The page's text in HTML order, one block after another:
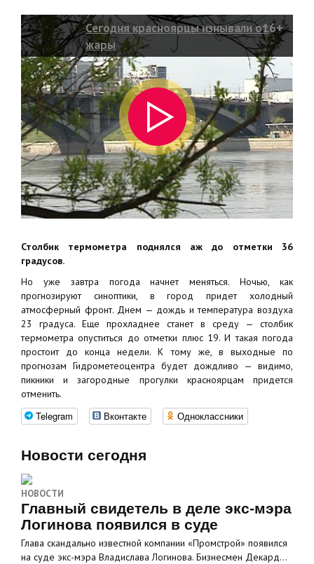
Сегодня красноярцы изнывали от
жары
16+
Столбик термометра поднялся аж до отметки 36
градусов.
Но уже завтра погода начнет меняться. Ночью, как
прогнозируют синоптики, в город придет холодный
атмосферный фронт. Днем — дождь и температура воздуха
23 градуса. Еще прохладнее станет в среду — столбик
термометра опуститься до отметки плюс 19. И такая погода
простоит до конца недели. К тому же, в выходные по
прогнозам Гидрометеоцентра будет дождливо — видимо,
пикники и загородные прогулки красноярцам придется
отменить.
Telegram Вконтакте Одноклассники
Новости сегодня
НОВОСТИ
Главный свидетель в деле экс-мэра
Логинова появился в суде
Глава скандально известной компании «Промстрой» появился
на суде экс-мэра Владислава Логинова. Бизнесмен Декард…